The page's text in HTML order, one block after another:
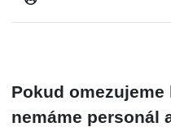
Pokud omezujeme
nemáme personál